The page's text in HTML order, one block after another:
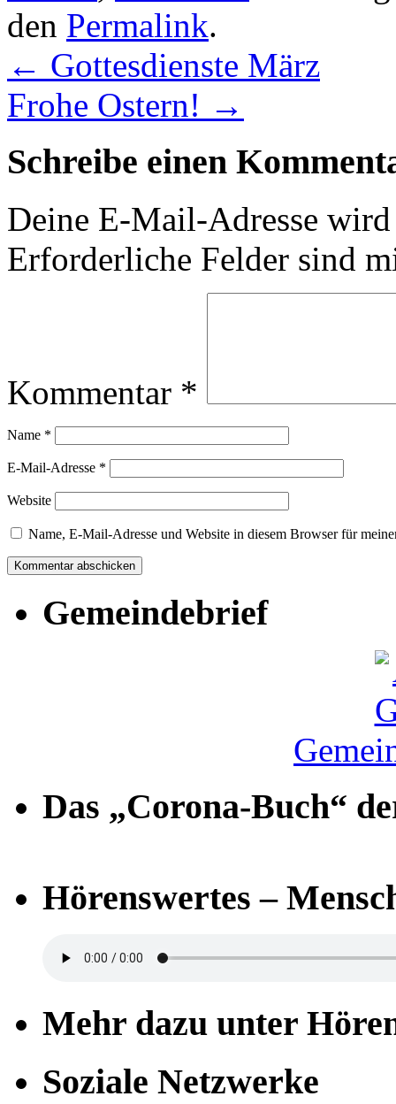
den Permalink.
← Gottesdienste März
Frohe Ostern! →
Schreibe einen
Deine E-Mail-Adresse
Erforderliche Felder sind
Kommentar *
Name *
E-Mail-Adresse *
Website
Name, E-Mail-Adresse und Website in diesem Browser für
Gemeindebrief
Das „Corona-Buch“
Hörenswertes –
Mehr dazu unter
Soziale Netzwerke